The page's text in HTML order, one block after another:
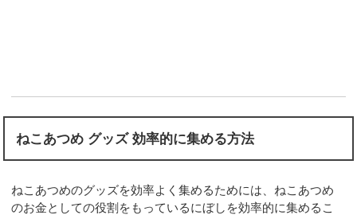
ねこあつめ グッズ 効率的に集める方法
ねこあつめのグッズを効率よく集めるためには、ねこあつめ
のお金としての役割をもっているにぼしを効率的に集めるこ